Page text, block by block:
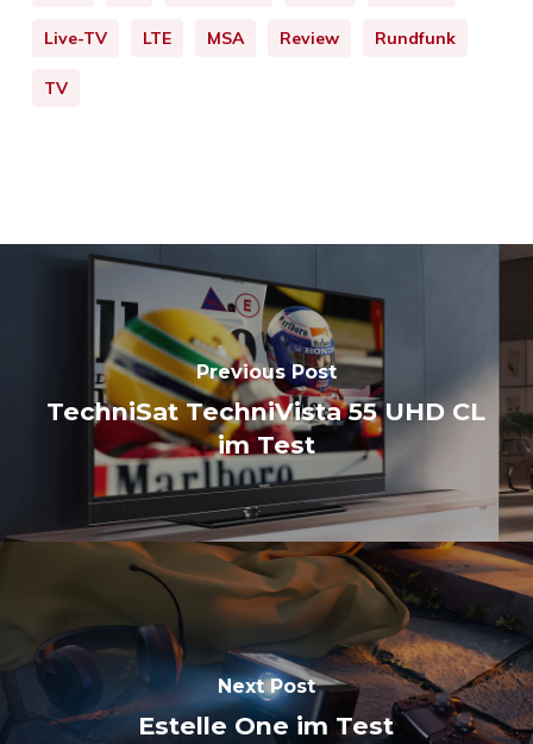
Live-TV LTE MSA Review Rundfunk
TV
Previous Post
TechniSat TechniVista 55 UHD CL
im Test
Next Post
Estelle One im Test